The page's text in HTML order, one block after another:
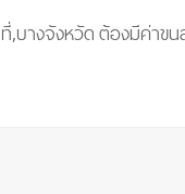
,บางจังหวัด ต้องมีค่าขน